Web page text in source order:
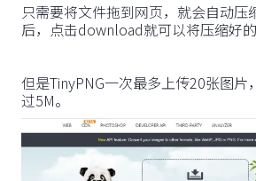
只需要将文件拖到网页，就会自动压
后，点击download就可以将压缩好的
但是TinyPNG一次最多上传20张图片
过5M。